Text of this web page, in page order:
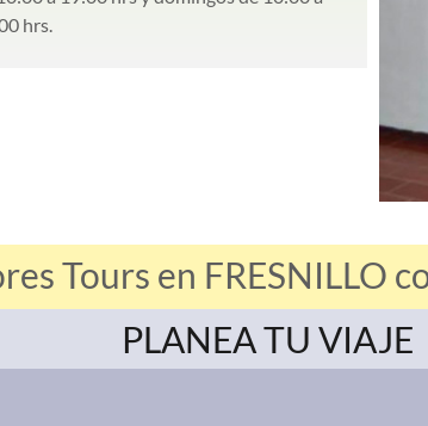
hrs.
Tours en FRESNILLO
PLANEA TU VIAJE